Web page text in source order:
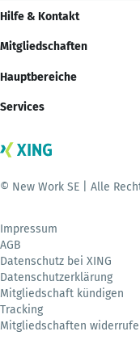
Hilfe & Kontakt
Mitgliedschaften
Hauptbereiche
Services
© New Work SE | Alle
Impressum
AGB
Datenschutz bei XING
Datenschutzerklärung
Mitgliedschaft kündigen
Tracking
Mitgliedschaften